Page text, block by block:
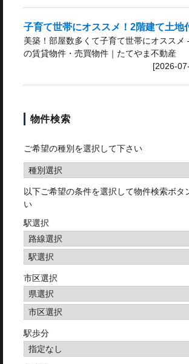
子育て世帯にオススメ！2階建て土地
美築！部屋数多くて子育て世帯にオススメ
の賃貸物件・売買物件｜たてやま不動産
[2026-
物件検索
ご希望の種別を選択して下さい
以下ご希望の条件を選択して物件検索ボタ
い
駅選択
市区選択
駅歩分